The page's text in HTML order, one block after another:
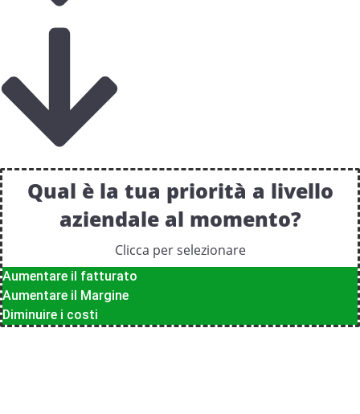
Qual è la tua priorità a livello
aziendale al momento?
Clicca per selezionare
Aumentare il fatturato
Aumentare il Margine
Diminuire i costi